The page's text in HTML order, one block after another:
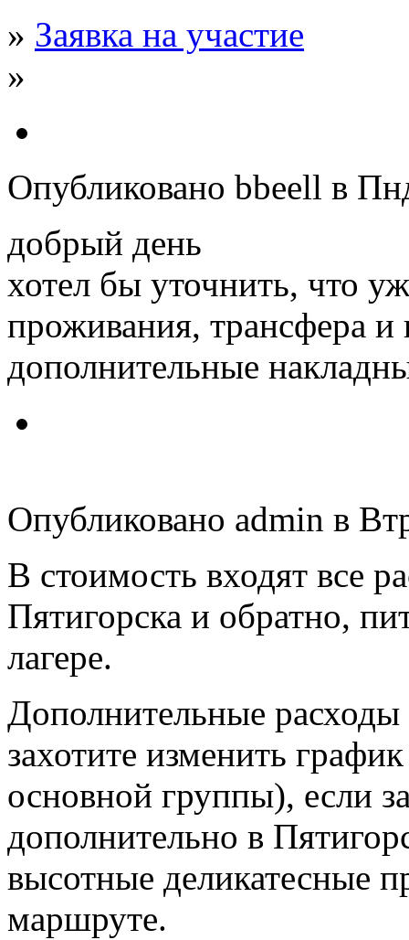
» Заявка на участие
»
Опубликовано bbeell в
добрый день
хотел бы уточнить, что
проживания, трансфера и
дополнительные
Опубликовано admin в
В стоимость входят все
Пятигорска и обратно,
лагере.
Дополнительные
захотите изменить
основной группы), если
дополнительно в
высотные деликатесные
маршруте.